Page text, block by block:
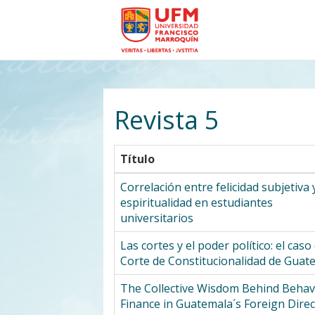
Revista 5
Título
Correlación entre felicidad subjetiva
espiritualidad en estudiantes
universitarios
Las cortes y el poder político: el caso
Corte de Constitucionalidad de
The Collective Wisdom Behind
Finance in Guatemala´s Foreign